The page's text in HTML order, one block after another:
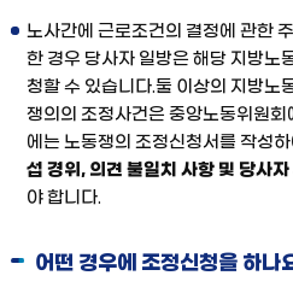
노사간에 근로조건의 결정에 관한
한 경우 당사자 일방은 해당 지방노
청할 수 있습니다.둘 이상의 지방노
쟁의의 조정사건은 중앙노동위원
에는 노동쟁의 조정신청서를 작성
섭 경위, 의견 불일치 사항 및 당사
야 합니다.
어떤 경우에 조정신청을 하나